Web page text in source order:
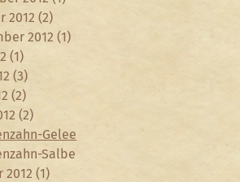
2012 (2)
2012 (1)
(1)
(3)
(2)
(2)
Gelee
Salbe
2012 (1)